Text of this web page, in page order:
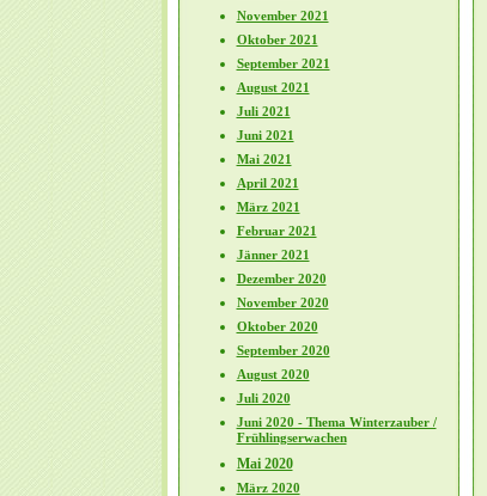
November 2021
Oktober 2021
September 2021
August 2021
Juli 2021
Juni 2021
Mai 2021
April 2021
März 2021
Februar 2021
Jänner 2021
Dezember 2020
November 2020
Oktober 2020
September 2020
August 2020
Juli 2020
Juni 2020 - Thema Winterzauber /
Frühlingserwachen
Mai 2020
März 2020